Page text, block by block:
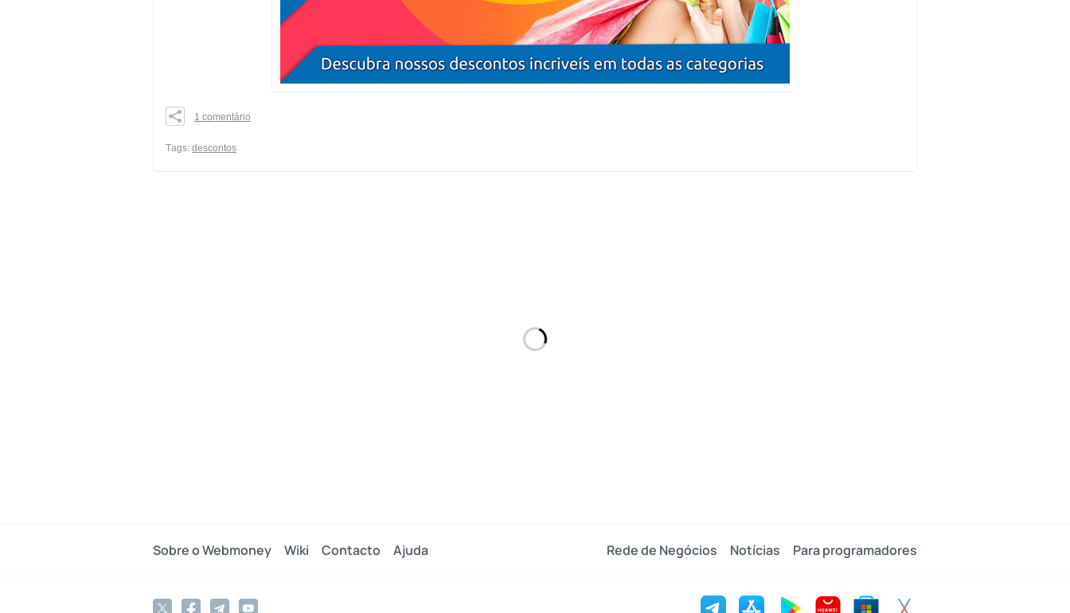
0
1 comentário
Тags: descontos
Sobre o Webmoney Wiki Contacto Ajuda Rede de Negócios Notícias Para programadores